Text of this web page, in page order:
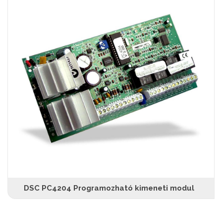
DSC PC4204 Programozható kimeneti modul